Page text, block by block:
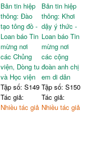
Bản tin hiệp
thông: Đào
tạo tông đồ -
Loan báo Tin
mừng nơi
các Chủng
viện, Dòng tu
và Học viện
Tập số: S149
Tác giả:
Nhiều tác giả
Bản tin hiệp
thông: Khơi
dậy ý thức -
Loan báo Tin
mừng nơi
các cộng
đoàn anh chị
em di dân
Tập số: S150
Tác giả:
Nhiều tác giả